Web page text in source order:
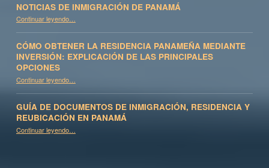
NOTICIAS DE INMIGRACIÓN DE PANAMÁ
Continuar leyendo“Noticias de inmigración de Panamá”
…
CÓMO OBTENER LA RESIDENCIA PANAMEÑA MEDIANTE
INVERSIÓN: EXPLICACIÓN DE LAS PRINCIPALES
OPCIONES
Continuar leyendo“Cómo obtener la residencia panameña mediante inversión: Explicación de las principales opciones”
…
GUÍA DE DOCUMENTOS DE INMIGRACIÓN, RESIDENCIA Y
REUBICACIÓN EN PANAMÁ
Continuar leyendo“Guía de documentos de inmigración, residencia y reubicación en Panamá”
…